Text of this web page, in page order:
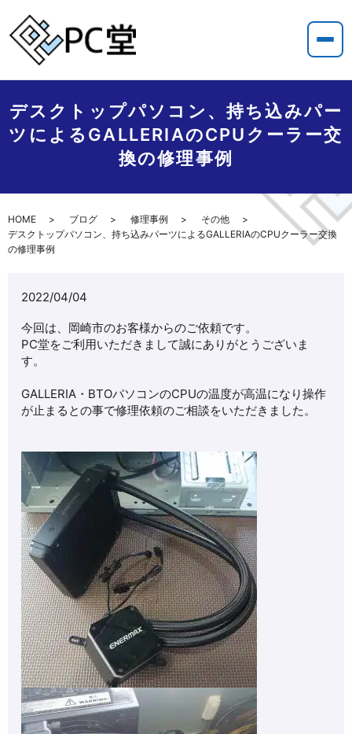
デスクトップパソコン、持ち込みパー
ツによるGALLERIAのCPUクーラー交
換の修理事例
HOME ブログ 修理事例
その他
デスクトップパソコン、持ち込みパーツによるGALLERIAのCPUクーラー交換
の修理事例
2022/04/04
今回は、岡崎市のお客様からのご依頼です。
PC堂をご利用いただきまして誠にありがとうございま
す。
GALLERIA・BTOパソコンのCPUの温度が高温になり操作
が止まるとの事で修理依頼のご相談をいただきました。